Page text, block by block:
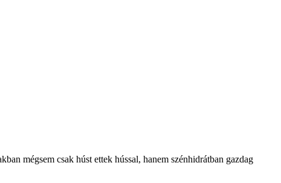
mégsem csak húst ettek hússal, hanem szénhidrátban gazdag